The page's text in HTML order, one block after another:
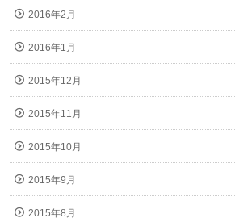
2016年2月
2016年1月
2015年12月
2015年11月
2015年10月
2015年9月
2015年8月